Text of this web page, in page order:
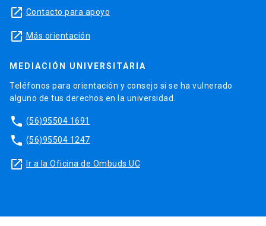
launch Contacto para apoyo
launch Más orientación
MEDIACIÓN UNIVERSITARIA
Teléfonos para orientación y consejo si se ha vulnerado
alguno de tus derechos en la universidad.
phone (56)95504 1691
phone (56)95504 1247
launch Ir a la Oficina de Ombuds UC